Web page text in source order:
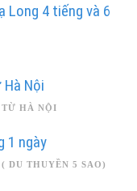
Long 4 tiếng và 6
Nội
HÀ NỘI
1 ngày
DU THUYỀN 5 SAO)